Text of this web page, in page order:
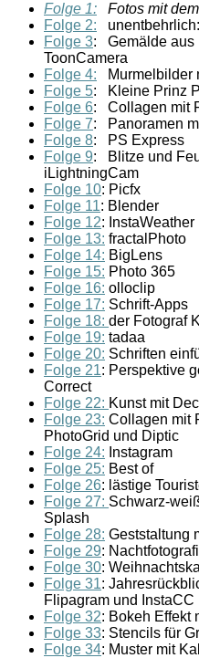
Folge 1: Fotos mit
Folge 2:
Folge 3: Gemälde aus
ToonCamera
Folge 4: Murmelbilder
Folge 5: Kleine Prinz
Folge 6: Collagen mit
Folge 7: Panoramen
Folge 8: PS Express
Folge 9: Blitze und
iLightningCam
Folge 10: Picfx
Folge 11: Blender
Folge 12: InstaWeather
Folge 13: fractalPhoto
Folge 14: BigLens
Folge 15: Photo 365
Folge 16: olloclip
Folge 17: Schrift-Apps
Folge 18: der Fotograf
Folge 19: tadaa
Folge 20: Schriften
Folge 21: Perspektive
Correct
Folge 22: Kunst mit
Folge 23: Collagen mit
PhotoGrid und Diptic
Folge 24: Instagram
Folge 25: Best of
Folge 26: lästige
Folge 27: Schwarz-
Splash
Folge 28: Geststaltung
Folge 29:
Folge 30:
Folge 31:
Flipagram und InstaCC
Folge 32: Bokeh Effekt
Folge 33: Stencils für
Folge 34: Muster mit